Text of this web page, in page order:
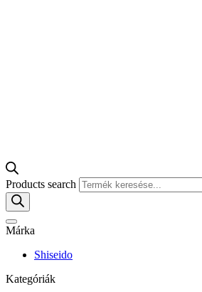
Products search
Márka
Shiseido
Kategóriák